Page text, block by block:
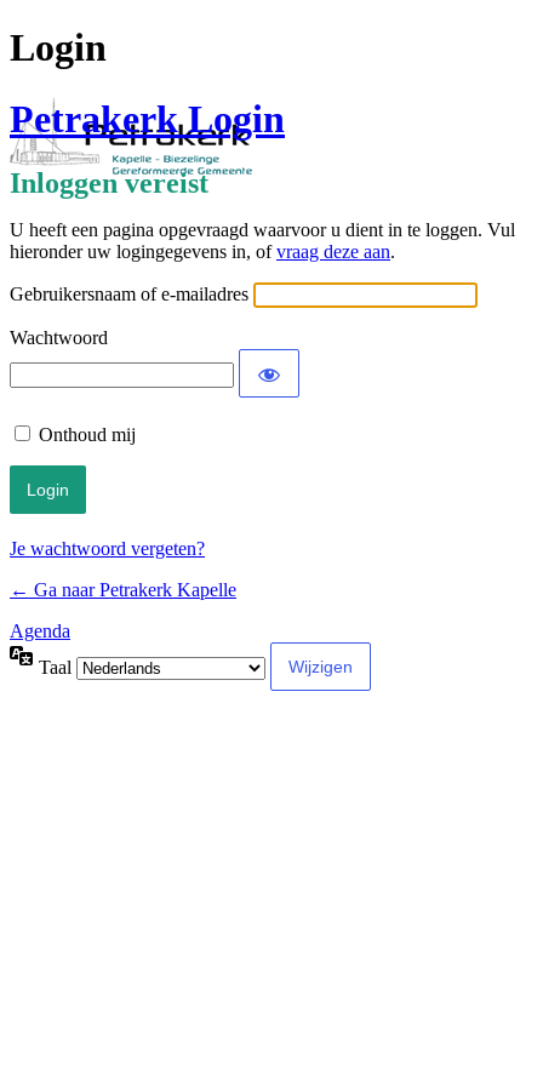
Login
Petrakerk Login
Inloggen vereist
U heeft een pagina opgevraagd waarvoor u dient in te loggen. Vul
hieronder uw logingegevens in, ofvraag deze aan.
Gebruikersnaam of e-mailadres
Wachtwoord
Onthoud mij
Je wachtwoord vergeten?
← Ga naar Petrakerk Kapelle
Agenda
Taal